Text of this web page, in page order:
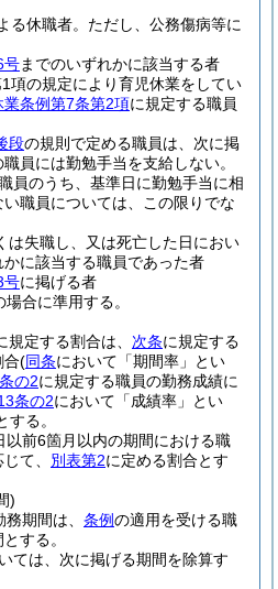
る休職者。 ただし、公務傷病等に
号までのいずれかに該当する者
項の規定により育児休業をしてい
業条例第7条第2項に規定する職員
段の規則で定める職員は、次に掲
員には勤勉手当を支給しない。
員のうち、基準日に勤勉手当に相
職員については、この限りでな
は失職し、又は死亡した日におい
かに該当する職員であった者
号に掲げる者
場合に準用する。
規定する割合は、 次条に規定する
合(同条において「期間率」とい
の2に規定する職員の勤務成績に
条の2において「成績率」とい
する。
以前6箇月以内の期間における職
て、 別表第2に定める割合とす
)
期間は、 条例の適用を受ける職
する。
ては、次に掲げる期間を除算す